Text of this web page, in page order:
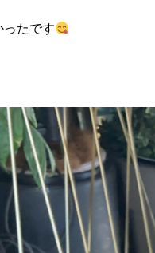
ったです